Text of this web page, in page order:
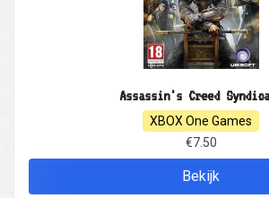
Assassin's Creed
XBOX One Games
€7.50
Bekijk